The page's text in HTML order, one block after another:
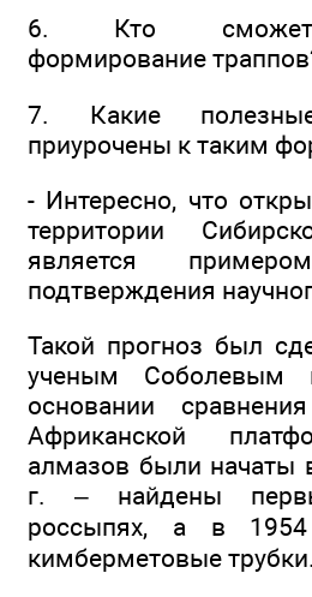
6. Кто сможет
формирование
7. Какие
приурочены к таким
- Интересно, что
территории
является
подтверждения
Такой прогноз был
ученым
основании
Африканской
алмазов были начаты
г. – найдены
россыпях, а в
кимберметовые трубки.